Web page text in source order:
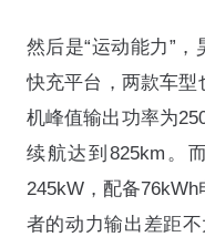
然后是“运动能力”，
快充平台，两款车型
机峰值输出功率为
续航达到825km。
245kW，配备
者的动力输出差距